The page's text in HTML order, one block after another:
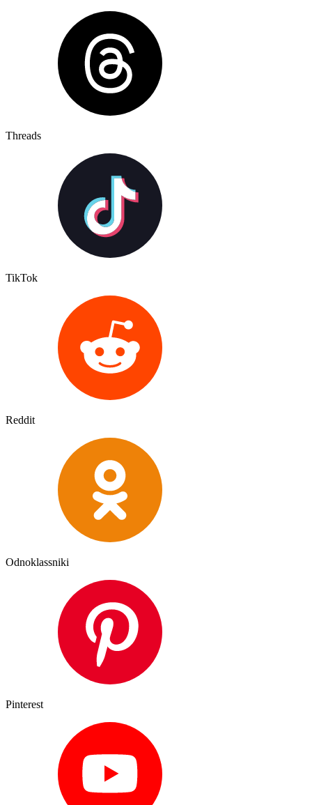
Threads
TikTok
Reddit
Odnoklassniki
Pinterest